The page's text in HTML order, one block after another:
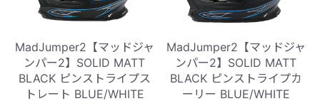
MadJumper2【マッドジャ
ンパー2】SOLID MATT
BLACK ピンストライプス
トレート BLUE/WHITE
MadJumper2【マッドジャ
ンパー2】SOLID MATT
BLACK ピンストライプカ
ーリー BLUE/WHITE